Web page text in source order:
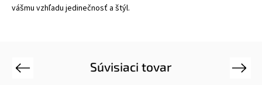
vášmu vzhľadu jedinečnosť a štýl.
Súvisiaci tovar
Previous Next